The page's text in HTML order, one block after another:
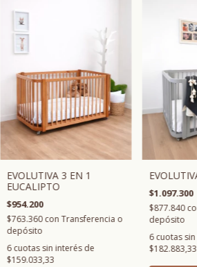
EVOLUTIVA 3 EN 1
EUCALIPTO
$954.200
$763.360con Transferencia o
depósito
6cuotas sin interés de
$159.033,33
$1.097.300
$877.840
depósito
6cuotas
$182.883,33